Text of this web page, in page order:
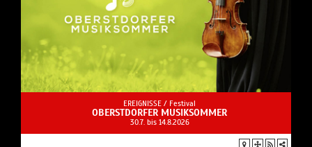
EREIGNISSE / Festival
OBERSTDORFER MUSIKSOMMER
30.7. bis 14.8.2026